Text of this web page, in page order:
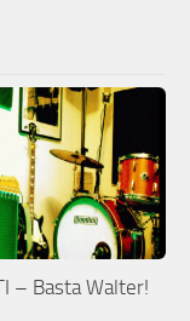
– Basta Walter!